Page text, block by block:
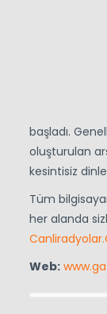
başladı.
oluşturulan
kesintisiz
Tüm
her alanda
Web: